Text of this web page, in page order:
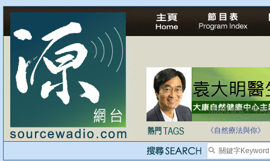
法治社會並不等同
《自然療法與你》